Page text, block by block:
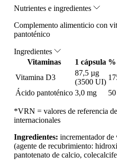
Nutrientes e ingredientes
Complemento alimenticio con
pantoténico
Ingredientes
Vitaminas
1 cápsula
Vitamina D3
87,5 µg
(3500 UI)
Ácido pantoténico 3,0 mg
*VRN = valores de referencia
internacionales
Ingredientes: incrementador de
(agente de recubrimiento:
pantotenato de calcio,